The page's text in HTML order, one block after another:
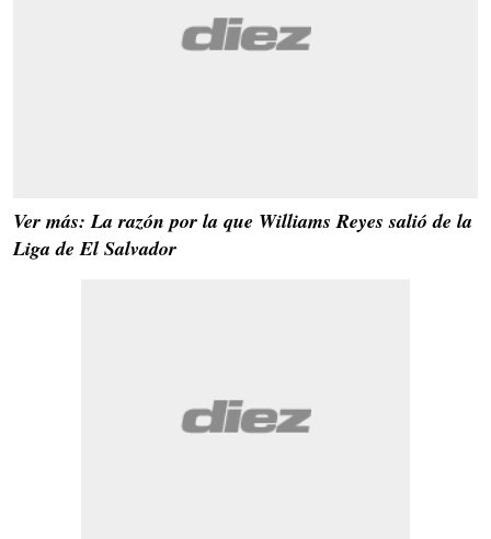
Ver más: La razón por la que Williams Reyes salió de la
Liga de El Salvador